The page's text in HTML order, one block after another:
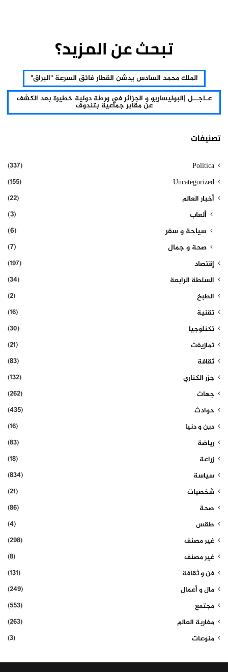
تبحث عن المزيد؟
الملك محمد السادس يدشن القطار فائق السرعة "البراق"
عـاجــل |البوليساريو و الجزائر في ورطة دولية خطيرة بعد الكشف
عن مقابر جماعية بتندوف
تصنيفات
Política
(337)
Uncategorized
(155)
أخبار العالم
(22)
ألعاب
(3)
سياحة و سفر
(6)
صحة و جمال
(7)
إقتصاد
(197)
السلطة الرابعة
(34)
الطبخ
(2)
تقنية
(16)
تكنلوجيا
(30)
تمازيغت
(21)
ثقافة
(83)
جزر الكناري
(132)
جهات
(262)
حوادث
(435)
دين و دنيا
(16)
رياضة
(83)
زراعة
(18)
سياسة
(834)
شخصيات
(21)
صحة
(86)
طقس
(4)
غير مصنف
(298)
غير مصنف
(8)
فن و ثقافة
(131)
مال و أعمال
(249)
مجتمع
(553)
مغاربة العالم
(263)
منوعات
(3)